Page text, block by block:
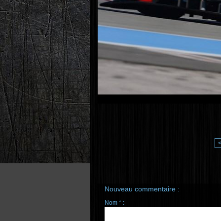
<
Nouveau commentaire :
Nom * :